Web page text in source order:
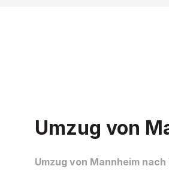
Umzug von
Umzug von Mannheim